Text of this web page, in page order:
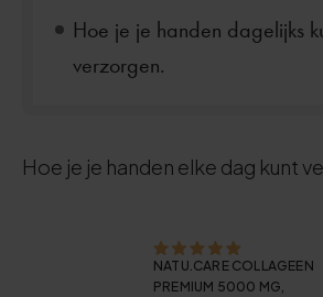
Hoe je je handen dagelijks
verzorgen.
Hoe je je handen elke dag kunt
NATU.CARE COLLAGEEN
PREMIUM 5000 MG,